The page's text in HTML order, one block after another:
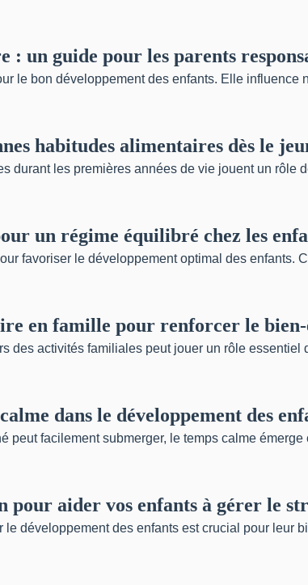
: un guide pour les parents
le bon développement des enfants. Elle
habitudes alimentaires dès le
durant les premières années de vie jouent un rôle
un régime équilibré chez les
favoriser le développement optimal des enfants.
en famille pour renforcer le
des activités familiales peut jouer un rôle
dans le développement des
peut facilement submerger, le temps calme
pour aider vos enfants à gérer le
le développement des enfants est crucial pour leur